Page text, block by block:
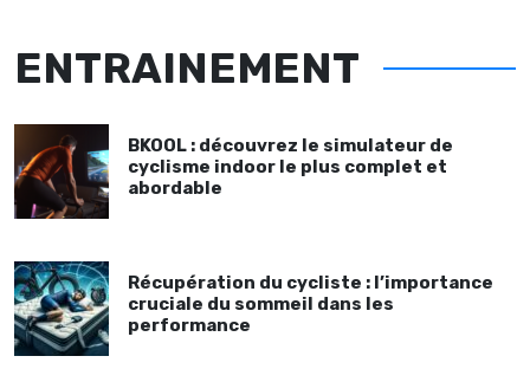
ENTRAINEMENT
BKOOL : découvrez le simulateur de
cyclisme indoor le plus complet et
abordable
Récupération du cycliste : l’importance
cruciale du sommeil dans les
performance